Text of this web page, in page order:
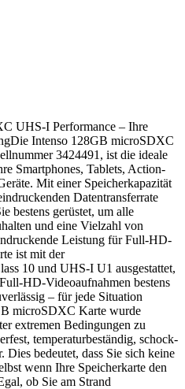
UHS-I Performance – Ihre
Intenso 128GB microSDXC
3424491, ist die ideale
Smartphones, Tablets, Action-
Mit einer Speicherkapazität
Datentransferrate
bestens gerüstet, um alle
und eine Vielzahl von
Leistung für Full-HD-
ist mit der
10 und UHS-I U1 ausgestattet,
HD-Videoaufnahmen bestens
– für jede Situation
microSDXC Karte wurde
extremen Bedingungen zu
temperaturbeständig, schock-
Dies bedeutet, dass Sie sich keine
wenn Ihre Speicherkarte den
ob Sie am Strand